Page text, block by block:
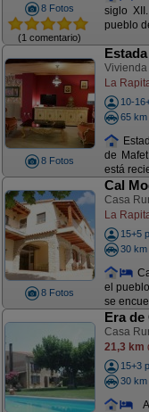
8 Fotos
(1 comentario)
siglo
pueblo
8 Fotos
Vivienda
La
10-
65 km
de
está
8 Fotos
Cal
Casa
La
15+5
30 km
el
se
Era de
Casa
21,3 km
15+3
30 km